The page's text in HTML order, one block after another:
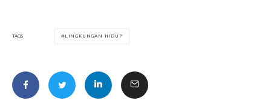
TAGS LINGKUNGAN HIDUP